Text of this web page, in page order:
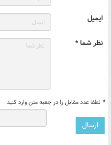
ایمیل
نظر شما *
* لطفا عدد مقابل را در جعبه متن وارد کنید